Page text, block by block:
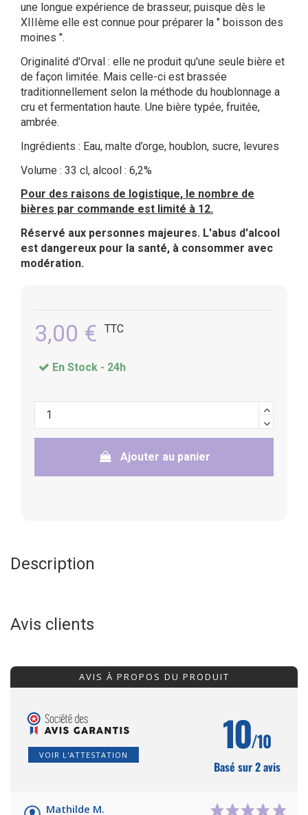
une longue expérience de brasseur, puisque dès le
XIIIème elle est connue pour préparer la " boisson des
moines ".
Originalité d'Orval : elle ne produit qu'une seule bière et
de façon limitée. Mais celle-ci est brassée
traditionnellement selon la méthode du houblonnage a
cru et fermentation haute. Une bière typée, fruitée,
ambrée.
Ingrédients : Eau, malte d’orge, houblon, sucre, levures
Volume : 33 cl, alcool : 6,2%
Pour des raisons de logistique, le nombre de
bières par commande est limité à 12.
Réservé aux personnes majeures. L'abus d'alcool
est dangereux pour la santé, à consommer avec
modération.
3,00 € TTC
En Stock - 24h
Ajouter au panier
Description
Avis clients
AVIS À PROPOS DU PRODUIT
VOIR L'ATTESTATION 10/10
Basé sur 2 avis
Mathilde M.